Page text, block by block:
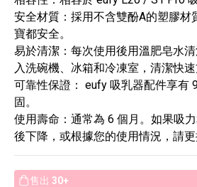
安全材質：採用不含雙酚A的塑膠材
寶都安全。
易於清潔：每次使用後用溫肥皂水
入洗碗機、冰箱和冷凍室，清潔快速
可靠性保證： eufy 吸乳器配件享有
固。
使用壽命：通常為 6 個月。如果吸
後下降，或根據您的使用情況，請更
售出 30+